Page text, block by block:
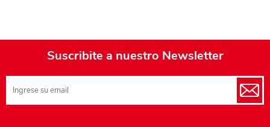
Suscribite a nuestro Newsletter